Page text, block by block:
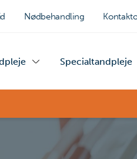
Nødbehandling
Specialtandpleje